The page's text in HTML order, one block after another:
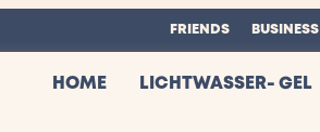
FRIENDS BUSINESS
HOME LICHTWASSER- GEL